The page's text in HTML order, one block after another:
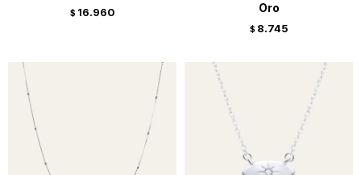
$ 16.960
Oro
$ 8.745